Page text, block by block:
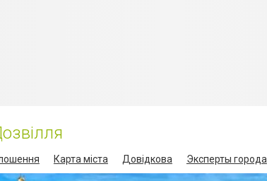
Карта міста Довідкова Эксперты города